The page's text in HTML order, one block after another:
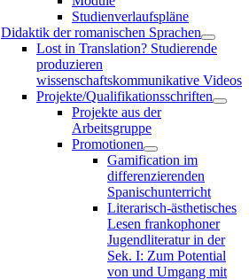
Studienverlaufspläne
Didaktik der romanischen Sprachen
Lost in Translation? Studierende
produzieren
wissenschaftskommunikative Videos
Projekte/Qualifikationsschriften
Projekte aus der
Arbeitsgruppe
Promotionen
Gamification im
differenzierenden
Spanischunterricht
Literarisch-ästhetisches
Lesen frankophoner
Jugendliteratur in der
Sek. I: Zum Potential
von und Umgang mit